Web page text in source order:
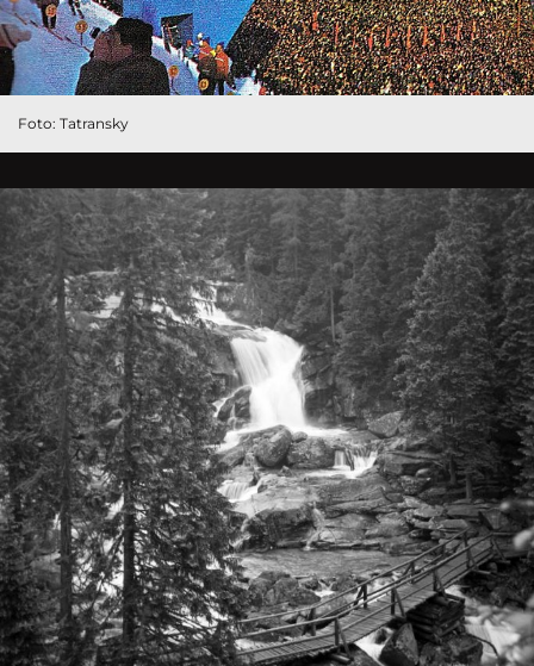
Foto: Tatransky